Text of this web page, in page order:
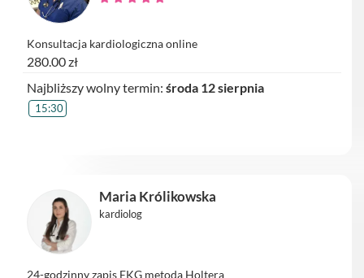
Konsultacja kardiologiczna online
280.00 zł
Najbliższy wolny termin: środa 12 sierpnia
15:30
Maria Królikowska
kardiolog
24-godzinny zapis EKG metodą Holtera